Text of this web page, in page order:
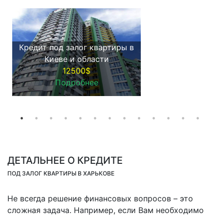
Кредит под залог квартиры в
Киеве и области
12500$
Подробнее
ДЕТАЛЬНЕЕ О КРЕДИТЕ
ПОД ЗАЛОГ КВАРТИРЫ В ХАРЬКОВЕ
Не всегда решение финансовых вопросов – это
сложная задача. Например, если Вам необходимо